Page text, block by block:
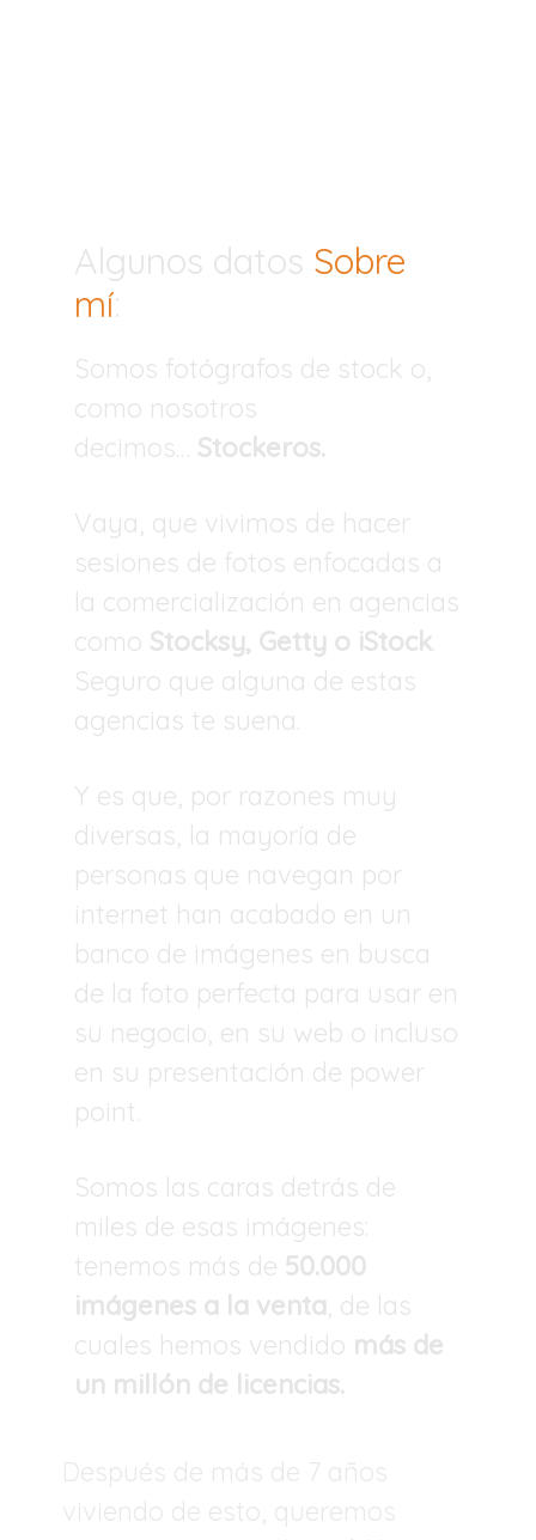
Algunos datos Sobre
mí:
Somos fotógrafos de stock o,
como nosotros
decimos… Stockeros.
Vaya, que vivimos de hacer
sesiones de fotos enfocadas a
la comercialización en agencias
como Stocksy, Getty o iStock.
Seguro que alguna de estas
agencias te suena.
Y es que, por razones muy
diversas, la mayoría de
personas que navegan por
internet han acabado en un
banco de imágenes en busca
de la foto perfecta para usar en
su negocio, en su web o incluso
en su presentación de power
point.
Somos las caras detrás de
miles de esas imágenes:
tenemos más de 50.000
imágenes a la venta, de las
cuales hemos vendido más de
un millón de licencias.